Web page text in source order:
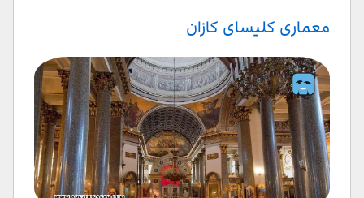
معماری کلیسای کازان